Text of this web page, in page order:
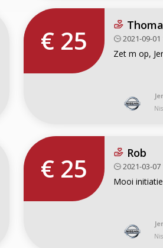
€ 25 2021-09-01
Zet m op,
€ 25 Rob
2021-03-07
Mooi